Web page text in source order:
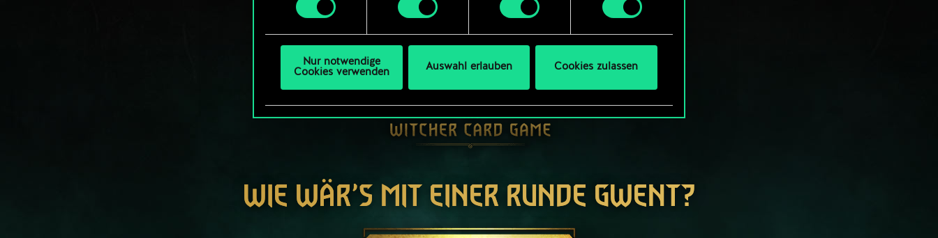
„Einstellungen“, wo du, falls gewünscht, auch alle Einstellungen rund
Nur notwendige
Cookies verwenden
Auswahl erlauben Cookies zulassen
WIE WÄR’S MIT EINER RUNDE GWENT?